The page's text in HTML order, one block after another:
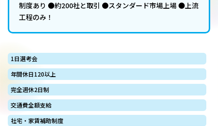
制度あり ●約200社と取引 ●スタンダード市場上場 ●上流
工程のみ！
1日選考会
年間休日120以上
完全週休2日制
交通費全額支給
社宅・家賃補助制度